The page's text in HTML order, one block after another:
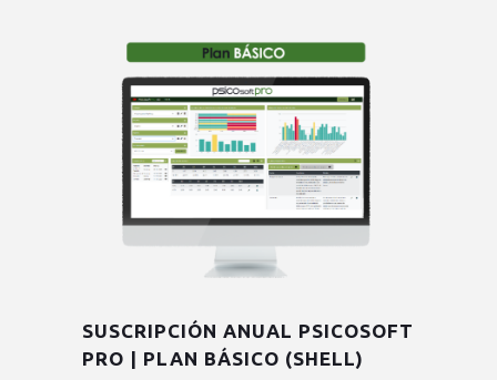
SUSCRIPCIÓN ANUAL PSICOSOFT
PRO | PLAN BÁSICO (SHELL)